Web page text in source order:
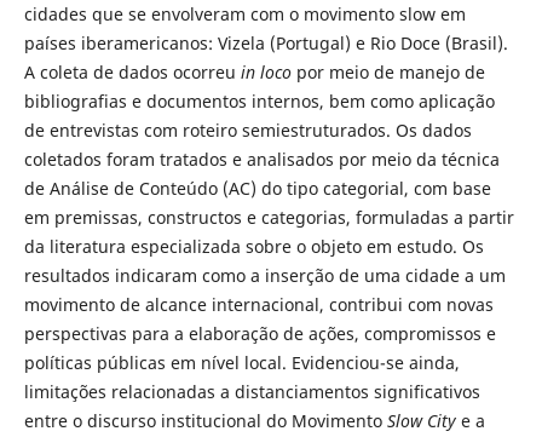
cidades que se envolveram com o movimento slow em
países iberamericanos: Vizela (Portugal) e Rio Doce (Brasil).
A coleta de dados ocorreu in locopor meio de manejo de
bibliografias e documentos internos, bem como aplicação
de entrevistas com roteiro semiestruturados. Os dados
coletados foram tratados e analisados por meio da técnica
de Análise de Conteúdo (AC) do tipo categorial, com base
em premissas, constructos e categorias, formuladas a partir
da literatura especializada sobre o objeto em estudo. Os
resultados indicaram como a inserção de uma cidade a um
movimento de alcance internacional, contribui com novas
perspectivas para a elaboração de ações, compromissos e
políticas públicas em nível local. Evidenciou-se ainda,
limitações relacionadas a distanciamentos significativos
entre o discurso institucional do Movimento Slow Citye a